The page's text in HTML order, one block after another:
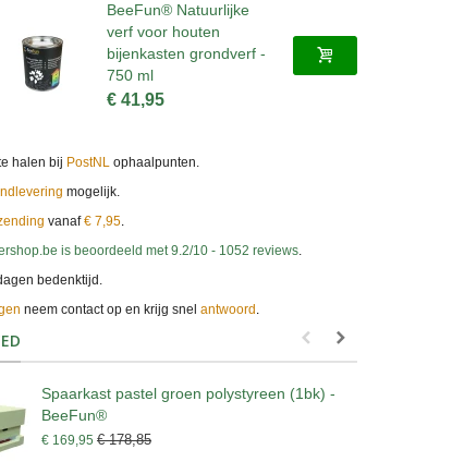
BeeFun® Natuurlijke
verf voor houten
bijenkasten grondverf -
750 ml
€ 41,95
halen bij PostNLophaalpunten.
mogelijk.
vanaf€ 7,95.
is beoordeeld met9.2/10 -1052 reviews.
bedenktijd.
neem contact op en krijg snel antwoord ..
Spaarkast pastel groen polystyreen (1bk) -
BeeFun®
€ 169,95 € 178,85